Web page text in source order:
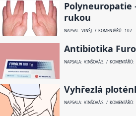
Polyneuropatie
rukou
NAPSAL: VINŠ J. / KOMENTÁŘŮ: 102
Antibiotika
NAPSALA: VINŠOVÁ S. /
Vyhřezlá
NAPSALA: VINŠOVÁ S. / KOMENTÁŘŮ: